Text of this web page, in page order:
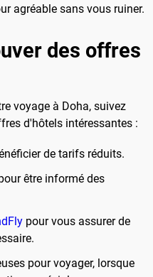
agréable sans vous ruiner.
des offres
voyage à Doha, suivez
d'hôtels intéressantes :
de tarifs réduits.
être informé des
pour vous assurer de
pour voyager, lorsque